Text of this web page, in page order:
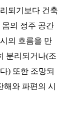
되기보다 건축
의 정주 공간
의 흐름을 만
분리되거나(조
) 또한 조망되
와 파편의 시